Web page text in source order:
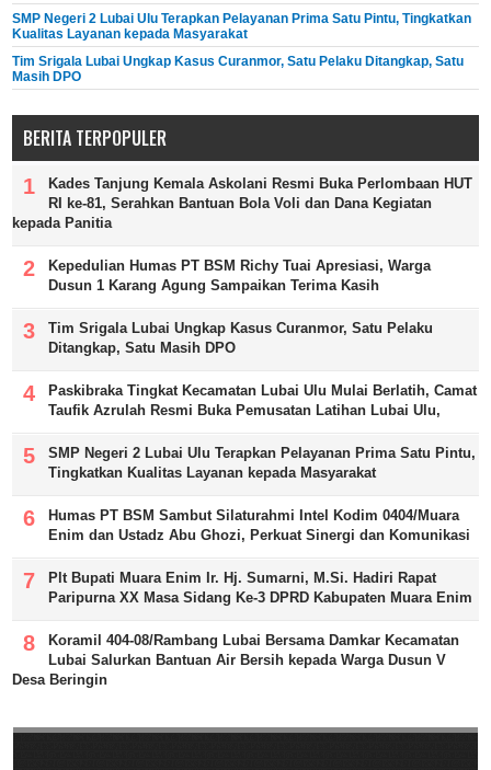
SMP Negeri 2 Lubai Ulu Terapkan Pelayanan Prima Satu Pintu, Tingkatkan
Kualitas Layanan kepada Masyarakat
Tim Srigala Lubai Ungkap Kasus Curanmor, Satu Pelaku Ditangkap, Satu
Masih DPO
BERITA TERPOPULER
Kades Tanjung Kemala Askolani Resmi Buka Perlombaan HUT
RI ke-81, Serahkan Bantuan Bola Voli dan Dana Kegiatan
kepada Panitia
Kepedulian Humas PT BSM Richy Tuai Apresiasi, Warga
Dusun 1 Karang Agung Sampaikan Terima Kasih
Tim Srigala Lubai Ungkap Kasus Curanmor, Satu Pelaku
Ditangkap, Satu Masih DPO
Paskibraka Tingkat Kecamatan Lubai Ulu Mulai Berlatih, Camat
Taufik Azrulah Resmi Buka Pemusatan Latihan Lubai Ulu,
SMP Negeri 2 Lubai Ulu Terapkan Pelayanan Prima Satu Pintu,
Tingkatkan Kualitas Layanan kepada Masyarakat
Humas PT BSM Sambut Silaturahmi Intel Kodim 0404/Muara
Enim dan Ustadz Abu Ghozi, Perkuat Sinergi dan Komunikasi
Plt Bupati Muara Enim Ir. Hj. Sumarni, M.Si. Hadiri Rapat
Paripurna XX Masa Sidang Ke-3 DPRD Kabupaten Muara Enim
Koramil 404-08/Rambang Lubai Bersama Damkar Kecamatan
Lubai Salurkan Bantuan Air Bersih kepada Warga Dusun V
Desa Beringin